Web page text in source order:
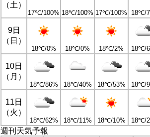
（土）
17℃/100% 18℃/100% 17℃/100% 18℃/
9日
（日）
18℃/0% 18℃/0% 18℃/2% 18℃/
10日
（月）
18℃/86% 18℃/40% 18℃/53% 18℃/
11日
（火）
18℃/62% 18℃/11% 18℃/10% 18℃/
週刊天気予報